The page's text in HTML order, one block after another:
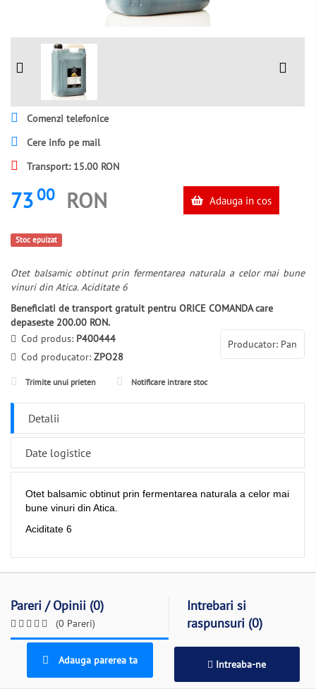
Comenzi telefonice
Cere info pe mail
Transport: 15.00 RON
73 00 RON Adauga in cos
Stoc epuizat
Otet balsamic obtinut prin fermentarea naturala a celor mai bune
vinuri din Atica. Aciditate 6
Beneficiati de transport gratuit pentru ORICE COMANDA care
depaseste 200.00 RON.
Producator: Pan
Cod produs: P400444
Cod producator: ZPO28
Trimite unui prieten Notificare intrare stoc
Detalii
Date logistice
Otet balsamic obtinut prin fermentarea naturala a celor mai
bune vinuri din Atica.
Aciditate 6
Pareri / Opinii (0)
(0 Pareri)
Intrebari si
raspunsuri (0)
Adauga parerea ta Intreaba-ne